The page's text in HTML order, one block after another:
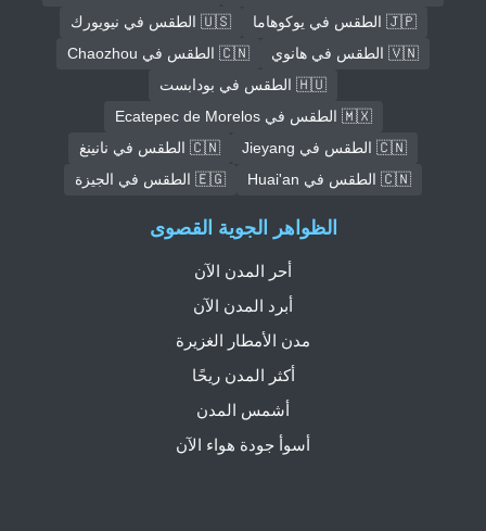
🇯🇵 الطقس في يوكوهاما
🇺🇸 الطقس في نيويورك
🇻🇳 الطقس في هانوي
🇨🇳 الطقس في Chaozhou
🇭🇺 الطقس في بودابست
🇲🇽 الطقس في Ecatepec de Morelos
🇨🇳 الطقس في Jieyang
🇨🇳 الطقس في نانينغ
🇨🇳 الطقس في Huai'an
🇪🇬 الطقس في الجيزة
الظواهر الجوية القصوى
أحر المدن الآن
أبرد المدن الآن
مدن الأمطار الغزيرة
أكثر المدن ريحًا
أشمس المدن
أسوأ جودة هواء الآن